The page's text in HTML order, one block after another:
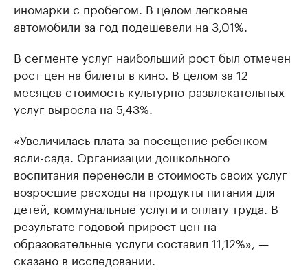
иномарки с пробегом. В целом легковые
автомобили за год подешевели на 3,01%.
В сегменте услуг наибольший рост был отмечен
рост цен на билеты в кино. В целом за 12
месяцев стоимость культурно-развлекательных
услуг выросла на 5,43%.
«Увеличилась плата за посещение ребенком
ясли-сада. Организации дошкольного
воспитания перенесли в стоимость своих услуг
возросшие расходы на продукты питания для
детей, коммунальные услуги и оплату труда. В
результате годовой прирост цен на
образовательные услуги составил 11,12%», —
сказано в исследовании.